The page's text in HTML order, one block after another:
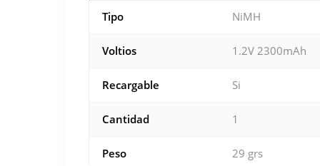
Tipo NiMH
Voltios 1.2V 2300mAh
Recargable Si
Cantidad 1
Peso 29 grs